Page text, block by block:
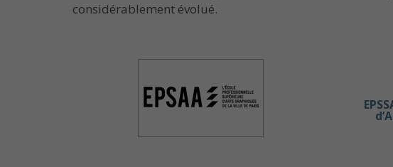
considérablement évolué.